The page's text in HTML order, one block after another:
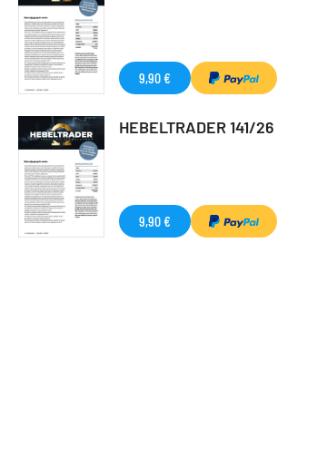
9,90 €
HEBELTRADER 141/26
9,90 €